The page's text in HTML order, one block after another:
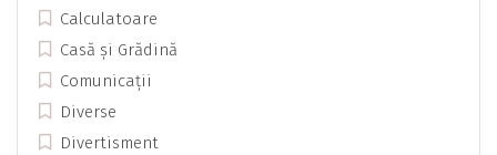
Calculatoare
Casă și Grădină
Comunicații
Diverse
Divertisment